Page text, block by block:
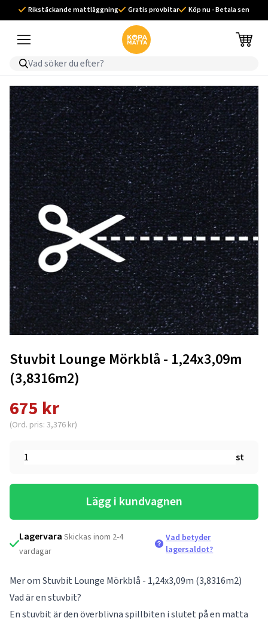
Rikstäckande mattläggning Gratis provbitar Köp nu - Betala sen
Stuvbit Lounge Mörkblå - 1,24x3,09m
(3,8316m2)
675 kr
(Ord. pris: 3,376 kr)
st
Lägg i kundvagnen
Lagervara Skickas inom 2-4
vardagar
Vad betyder
lagersaldot?
Mer om Stuvbit Lounge Mörkblå - 1,24x3,09m (3,8316m2)
Vad är en stuvbit?
En stuvbit är den överblivna spillbiten i slutet på en matta